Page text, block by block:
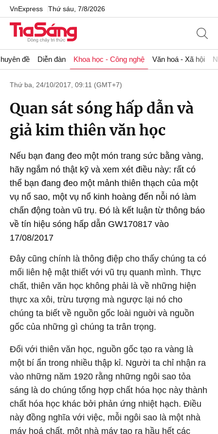
VnExpress Thứ sáu, 7/8/2026
đề Diễn đàn Khoa học - Công nghệ Văn hoá - Xã hội
Thứ ba, 24/10/2017, 09:11 (GMT+7)
Quan sát sóng hấp dẫn và
giả kim thiên văn học
Nếu bạn đang đeo một món trang sức bằng vàng,
hãy ngắm nó thật kỹ và xem xét điều này: rất có
thể bạn đang đeo một mảnh thiên thạch của một
vụ nổ sao, một vụ nổ kinh hoàng đến nỗi nó làm
chấn động toàn vũ trụ. Đó là kết luận từ thông báo
về tín hiệu sóng hấp dẫn GW170817 vào
17/08/2017
Đây cũng chính là thông điệp cho thấy chúng ta có
mối liên hệ mật thiết với vũ trụ quanh mình. Thực
chất, thiên văn học không phải là về những hiện
thực xa xôi, trừu tượng mà ngược lại nó cho
chúng ta biết về nguồn gốc loài nguời và nguồn
gốc của những gì chúng ta trân trọng.
Đối với thiên văn học, nguồn gốc tạo ra vàng là
một bí ẩn trong nhiều thập kỉ. Người ta chỉ nhận ra
vào những năm 1920 rằng những ngôi sao tỏa
sáng là do chúng tổng hợp chất hóa học này thành
chất hóa học khác bởi phản ứng nhiệt hạch. Điều
này đồng nghĩa với việc, mỗi ngôi sao là một nhà
máy hoá chất, một nhà máy tạo ra hầu hết các